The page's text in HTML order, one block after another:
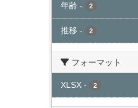
年齢 - 2
推移 - 2
フォーマット
XLSX - 2